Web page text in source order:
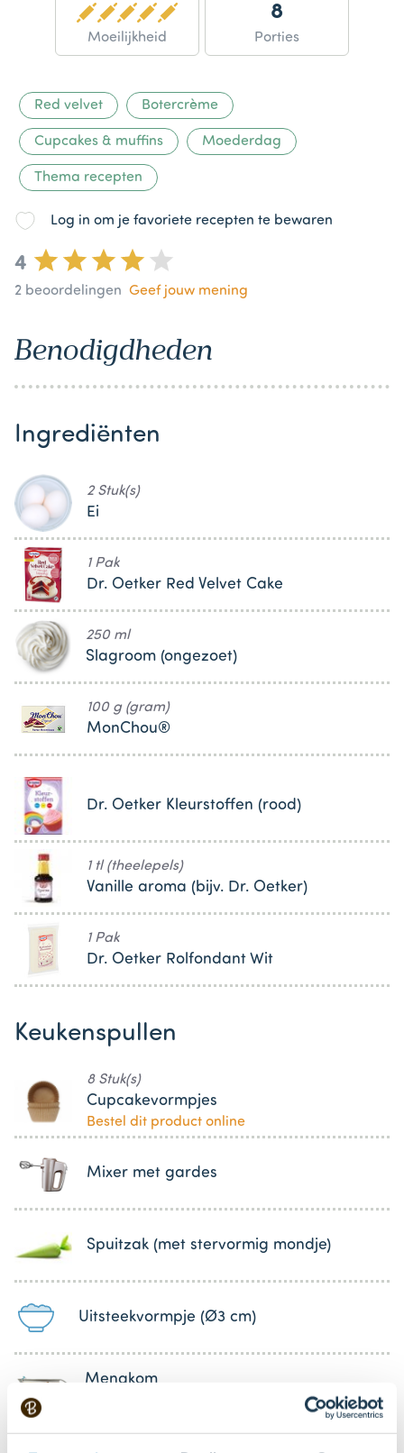
Moeilijkheid
8
Porties
Red velvet Botercrème
Cupcakes & muffins Moederdag
Thema recepten
Log in om je favoriete recepten te bewaren
4
2 beoordelingen Geef jouw mening
Benodigdheden
Ingrediënten
2 Stuk(s)
Ei
1 Pak
Dr. Oetker Red Velvet Cake
250 ml
Slagroom (ongezoet)
100 g (gram)
MonChou®
Dr. Oetker Kleurstoffen (rood)
1 tl (theelepels)
Vanille aroma (bijv. Dr. Oetker)
1 Pak
Dr. Oetker Rolfondant Wit
Keukenspullen
8 Stuk(s)
Cupcakevormpjes
Bestel dit product online
Mixer met gardes
Spuitzak (met stervormig mondje)
Uitsteekvormpje (Ø3 cm)
Mengkom